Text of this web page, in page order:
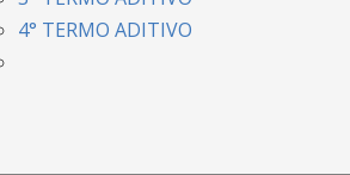
4° TERMO ADITIVO